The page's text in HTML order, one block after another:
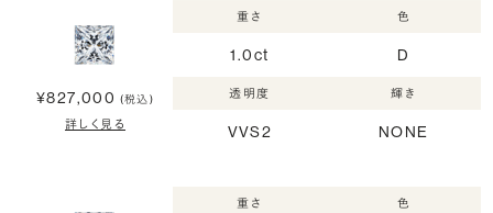
¥827,000 (税込)
詳しく見る
重さ
1.0ct
色
D
透明度
VVS2
輝き
NONE
重さ 色